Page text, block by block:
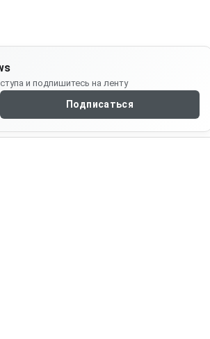
и подпишитесь на ленту
Подписаться